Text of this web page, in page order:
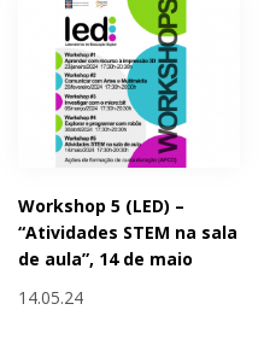
Workshop 5 (LED) –
“Atividades STEM na sala
de aula”, 14 de maio
14.05.24